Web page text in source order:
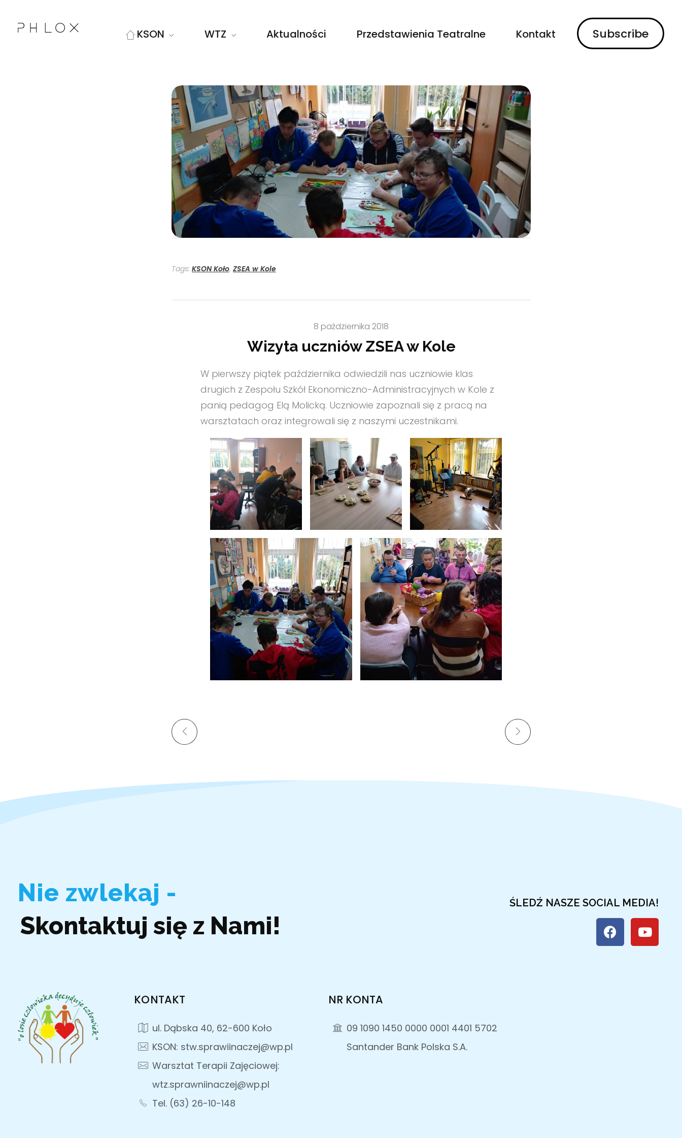
Subscribe
KSON WTZ Aktualności Przedstawienia Teatralne Kontakt
Wizyta uczniów ZSEA w Kole
8 października 2018
W pierwszy piątek października odwiedzili nas uczniowie klas
drugich z Zespołu Szkół Ekonomiczno-Administracyjnych w Kole z
panią pedagog Elą Molicką. Uczniowie zapoznali się z pracą na
warsztatach oraz integrowali się z naszymi uczestnikami.
Tags: KSON Koło, ZSEA w Kole
Nie zwlekaj -
Skontaktuj się z Nami!
ŚLEDŹ NASZE SOCIAL MEDIA!
KONTAKT
ul. Dąbska 40, 62-600 Koło
KSON: stw.sprawiinaczej@wp.pl
Warsztat Terapii Zajęciowej:
wtz.sprawniinaczej@wp.pl
Tel. (63) 26-10-148
NR KONTA
09 1090 1450 0000 0001 4401 5702
Santander Bank Polska S.A.